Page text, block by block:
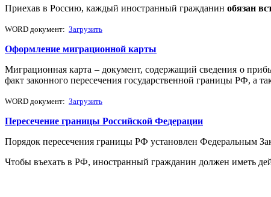
Приехав в Россию, каждый иностранный гражданин обязан
WORD документ: Загрузить
Оформление миграционной карты
Миграционная карта – документ, содержащий сведения о
факт законного пересечения государственной границы РФ, а
WORD документ: Загрузить
Пересечение границы Российской Федерации
Порядок пересечения границы РФ установлен Федеральным
Чтобы въехать в РФ, иностранный гражданин должен иметь